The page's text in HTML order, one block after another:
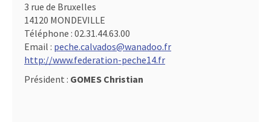
3 rue de Bruxelles
14120 MONDEVILLE
Téléphone : 02.31.44.63.00
Email : peche.calvados@wanadoo.fr
http://www.federation-peche14.fr
Président : GOMES Christian